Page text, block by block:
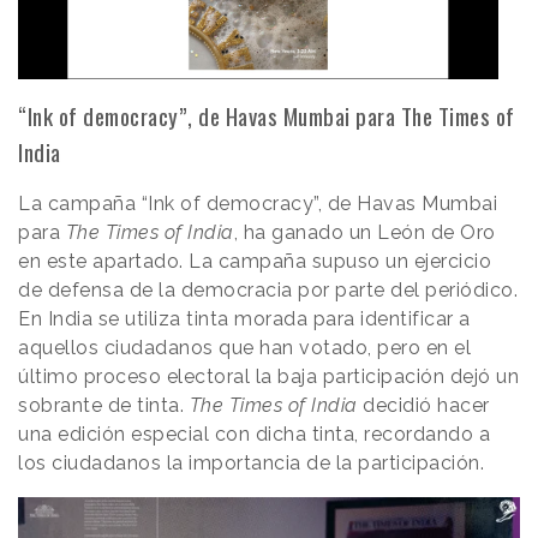
“Ink of democracy”, de Havas Mumbai para The Times of
India
La campaña “Ink of democracy”, de Havas Mumbai
para The Times of India , ha ganado un León de Oro
en este apartado. La campaña supuso un ejercicio
de defensa de la democracia por parte del periódico.
En India se utiliza tinta morada para identificar a
aquellos ciudadanos que han votado, pero en el
último proceso electoral la baja participación dejó un
sobrante de tinta. The Times of India decidió hacer
una edición especial con dicha tinta, recordando a
los ciudadanos la importancia de la participación.